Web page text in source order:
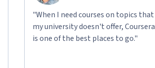
"When I need courses on topics that
my university doesn't offer, Coursera
is one of the best places to go."